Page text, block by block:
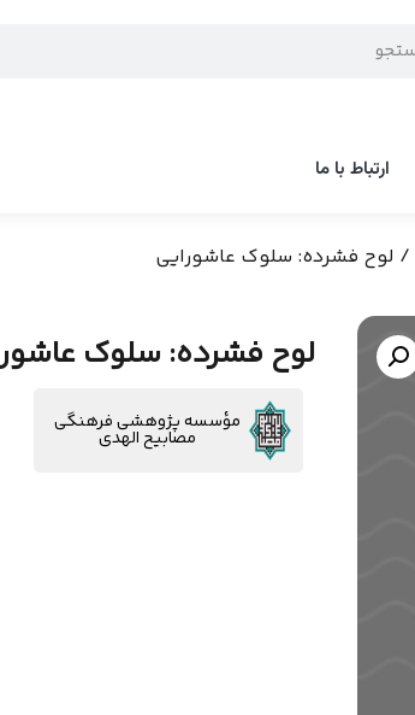
ارتباط با ما
/ لوح فشرده: سلوک عاشورایی
لوح فشرده: سلوک
مؤسسه پژوهشی فرهنگی
مصابیح الهدی